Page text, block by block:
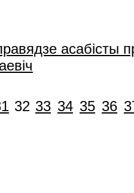
асабісты
32 33 34 35 36